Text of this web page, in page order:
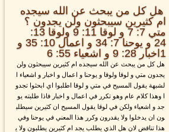
هل كل من يبحث عن الله سيجده
ام كثيرين سيبحثون ولن يجدون ؟
متي 7: 7 و لوقا 11: 9 ولوقا 13:
24 و يوحنا 7: 34 و اعمال 10: 35 و
1اخبار 28: 9 و اشعياء 55: 6
هل كل من يبحث عن الله سيجده ام كثيرين سيبحثون ولن
يجدون متي و لوقا ولوقا و يوحنا و اعمال و اخبار و اشعياء ا
لشبهة يقول المسيح في متي و لوقا اطلبوا اي ابحثوا تجدو
ا وهذا كلام عام وهو تكرر في اعمال و اخبار فاذا طلبته يو
جد و اشعياء ولكن في لوقا يقول المسيح ان كثيرين سيطلب
ون ان يدخلوا ولا يقدرون وكرر هذا المعني في يوحنا وفي
هذا تناقض لان هل الذي يطلب يجد ام كثيرين يطلبون ولا ي